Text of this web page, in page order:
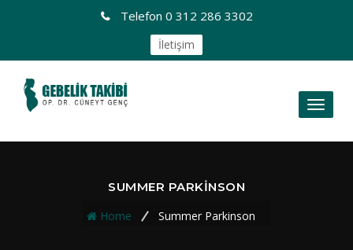
Telefon 0 312 286 3302
İletişim
Toggle
SUMMER PARKINSON
Home
Summer Parkinson